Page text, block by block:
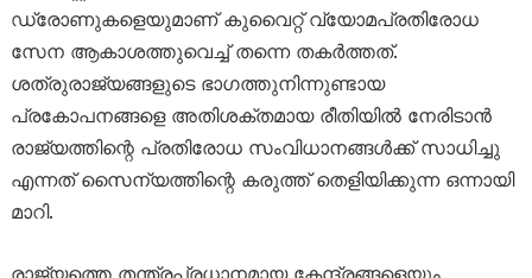
ഡ്രോണുകളെയുമാണ് കുവൈറ്റ് വ്യോമപ്രതിരോധ
സേന ആകാശത്തുവെച്ച് തന്നെ തകർത്തത്.
ശത്രുരാജ്യങ്ങളുടെ ഭാഗത്തുനിന്നുണ്ടായ
പ്രകോപനങ്ങളെ അതിശക്തമായ രീതിയിൽ നേരിടാൻ
രാജ്യത്തിന്റെ പ്രതിരോധ സംവിധാനങ്ങൾക്ക് സാധിച്ചു
എന്നത് സൈന്യത്തിന്റെ കരുത്ത് തെളിയിക്കുന്ന ഒന്നായി
മാറി.
രാജ്യത്തെ തന്ത്രപ്രധാനമായ കേന്ദ്രങ്ങളെയും